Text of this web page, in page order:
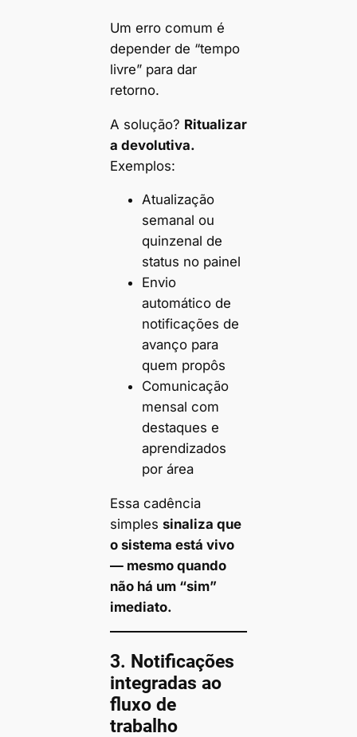
Um erro comum é
depender de “tempo
livre” para dar
retorno.
A solução? Ritualizar
a devolutiva.
Exemplos:
Atualização
semanal ou
quinzenal de
status no painel
Envio
automático de
notificações de
avanço para
quem propôs
Comunicação
mensal com
destaques e
aprendizados
por área
Essa cadência
simples sinaliza que
o sistema está vivo
— mesmo quando
não há um “sim”
imediato.
3. Notificações
integradas ao
fluxo de
trabalho